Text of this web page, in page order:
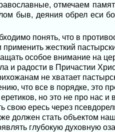
отмечаем
быв, деяния обрел еси
понять, что в
жесткий
особое внимание на
и радости в Причастии
не хватает
что все в порядке, это
но это не про нас
свою ересь через
должен стать объектом
глубокую духовную